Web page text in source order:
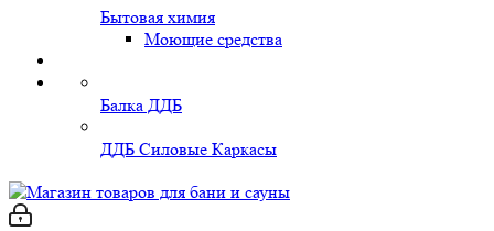
Бытовая химия
Моющие средства
Балка ДДБ
ДДБ Силовые Каркасы